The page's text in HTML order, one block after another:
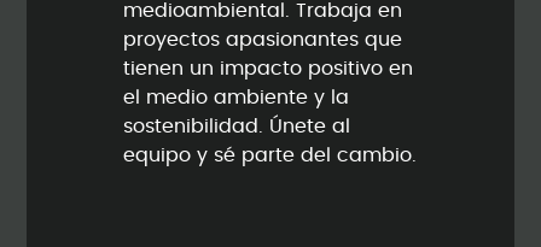
medioambiental. Trabaja en
proyectos apasionantes que
tienen un impacto positivo en
el medio ambiente y la
sostenibilidad. Únete al
equipo y sé parte del cambio.